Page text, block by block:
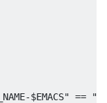
$EMACS" ==